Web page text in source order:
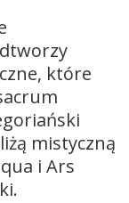
które
mistyczną
i Ars